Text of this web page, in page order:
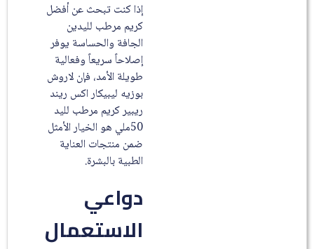
إذا كنت تبحث عن أفضل
كريم مرطب لليدين
الجافة والحساسة يوفر
إصلاحاً سريعاً وفعالية
طويلة الأمد، فإن لاروش
بوزيه ليبيكار اكس ريند
ريبير كريم مرطب لليد
50ملي هو الخيار الأمثل
ضمن منتجات العناية
الطبية بالبشرة.
دواعي
الاستعمال